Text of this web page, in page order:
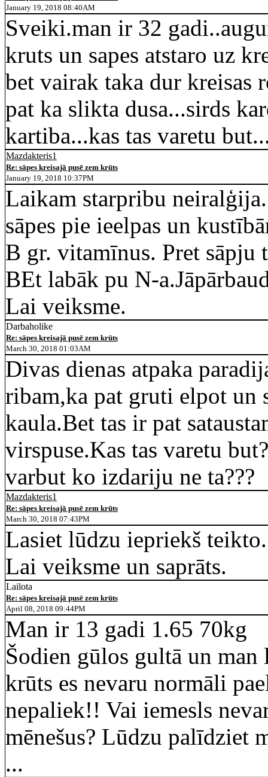
January 19, 2018 08:40AM
Sveiki.man ir 32
kruts un sapes atstaro uz
bet vairak taka dur kreisas
pat ka slikta dusa...sirds
kartiba...kas tas varetu
Mazdakteris1
Re: sāpes kreisajā pusē zem krūts
January 19, 2018 10:37PM
Laikam starpribu
sāpes pie ieelpas un
B gr. vitamīnus. Pret sāpju
BEt labāk pu N-
Lai veiksme.
Darbaholike
Re: sāpes kreisajā pusē zem krūts
March 30, 2018 01:03AM
Divas dienas atpaka
ribam,ka pat gruti elpot un
kaula.Bet tas ir pat
virspuse.Kas tas varetu
varbut ko izdariju ne ta???
Mazdakteris1
Re: sāpes kreisajā pusē zem krūts
March 30, 2018 07:43PM
Lasiet lūdzu iepriekš
Lai veiksme un saprāts.
Lailota
Re: sāpes kreisajā pusē zem krūts
April 08, 2018 09:44PM
Man ir 13 gadi 1.65 70kg
Šodien gūlos gultā un man
krūts es nevaru normāli
nepaliek!! Vai iemesls
mēnešus? Lūdzu palīdziet
...